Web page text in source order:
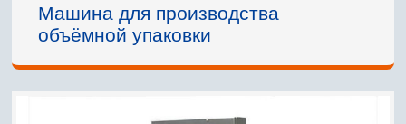
Машина для производства
объёмной упаковки